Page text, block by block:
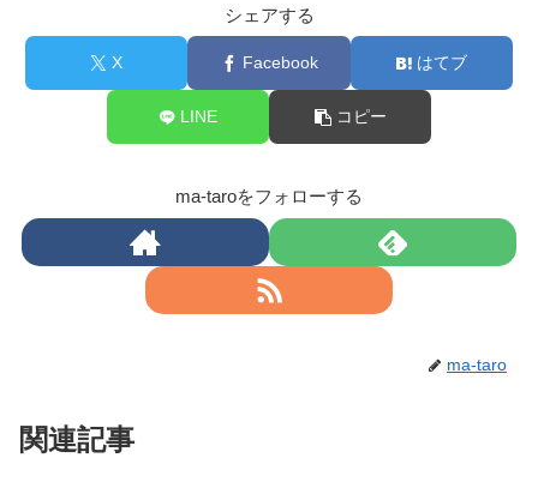
シェアする
X Facebook はてブ
LINE コピー
ma-taroをフォローする
ma-taro
関連記事